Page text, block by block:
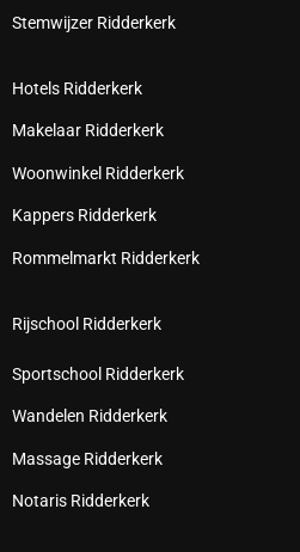
Stemwijzer Ridderkerk
Hotels Ridderkerk
Makelaar Ridderkerk
Woonwinkel Ridderkerk
Kappers Ridderkerk
Rommelmarkt Ridderkerk
Rijschool Ridderkerk
Sportschool Ridderkerk
Wandelen Ridderkerk
Massage Ridderkerk
Notaris Ridderkerk